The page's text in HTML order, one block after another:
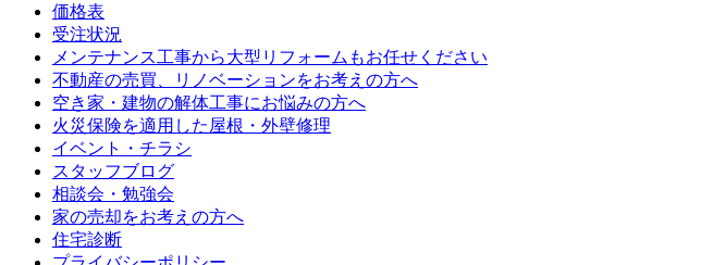
価格表
受注状況
メンテナンス工事から大型リフォームもお任せください
不動産の売買、リノベーションをお考えの方へ
空き家・建物の解体工事にお悩みの方へ
火災保険を適用した屋根・外壁修理
イベント・チラシ
スタッフブログ
相談会・勉強会
家の売却をお考えの方へ
住宅診断